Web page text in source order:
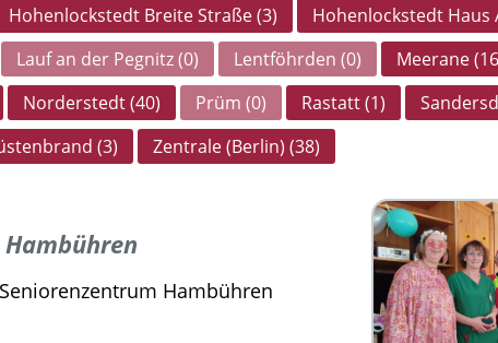
Hohenlockstedt Breite Straße (3)
Hohenlockstedt Haus
Lauf an der Pegnitz (0) Lentföhrden (0)
Meerane
Norderstedt (40) Prüm (0) Rastatt (1)
(3) Zentrale (Berlin) (38)
Hambühren